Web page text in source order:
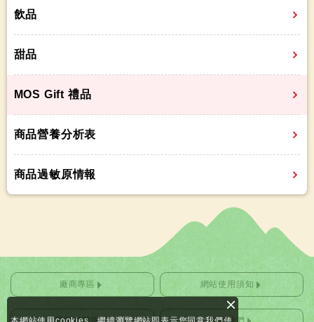
飲品
甜品
MOS Gift 禮品
商品營養分析表
商品過敏原情報
廠商專區 網站使用須知